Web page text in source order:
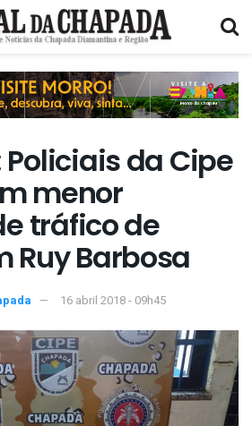
da Cipe
menor
tráfico de
Ruy Barbosa
16 abril 2018 - 09h45